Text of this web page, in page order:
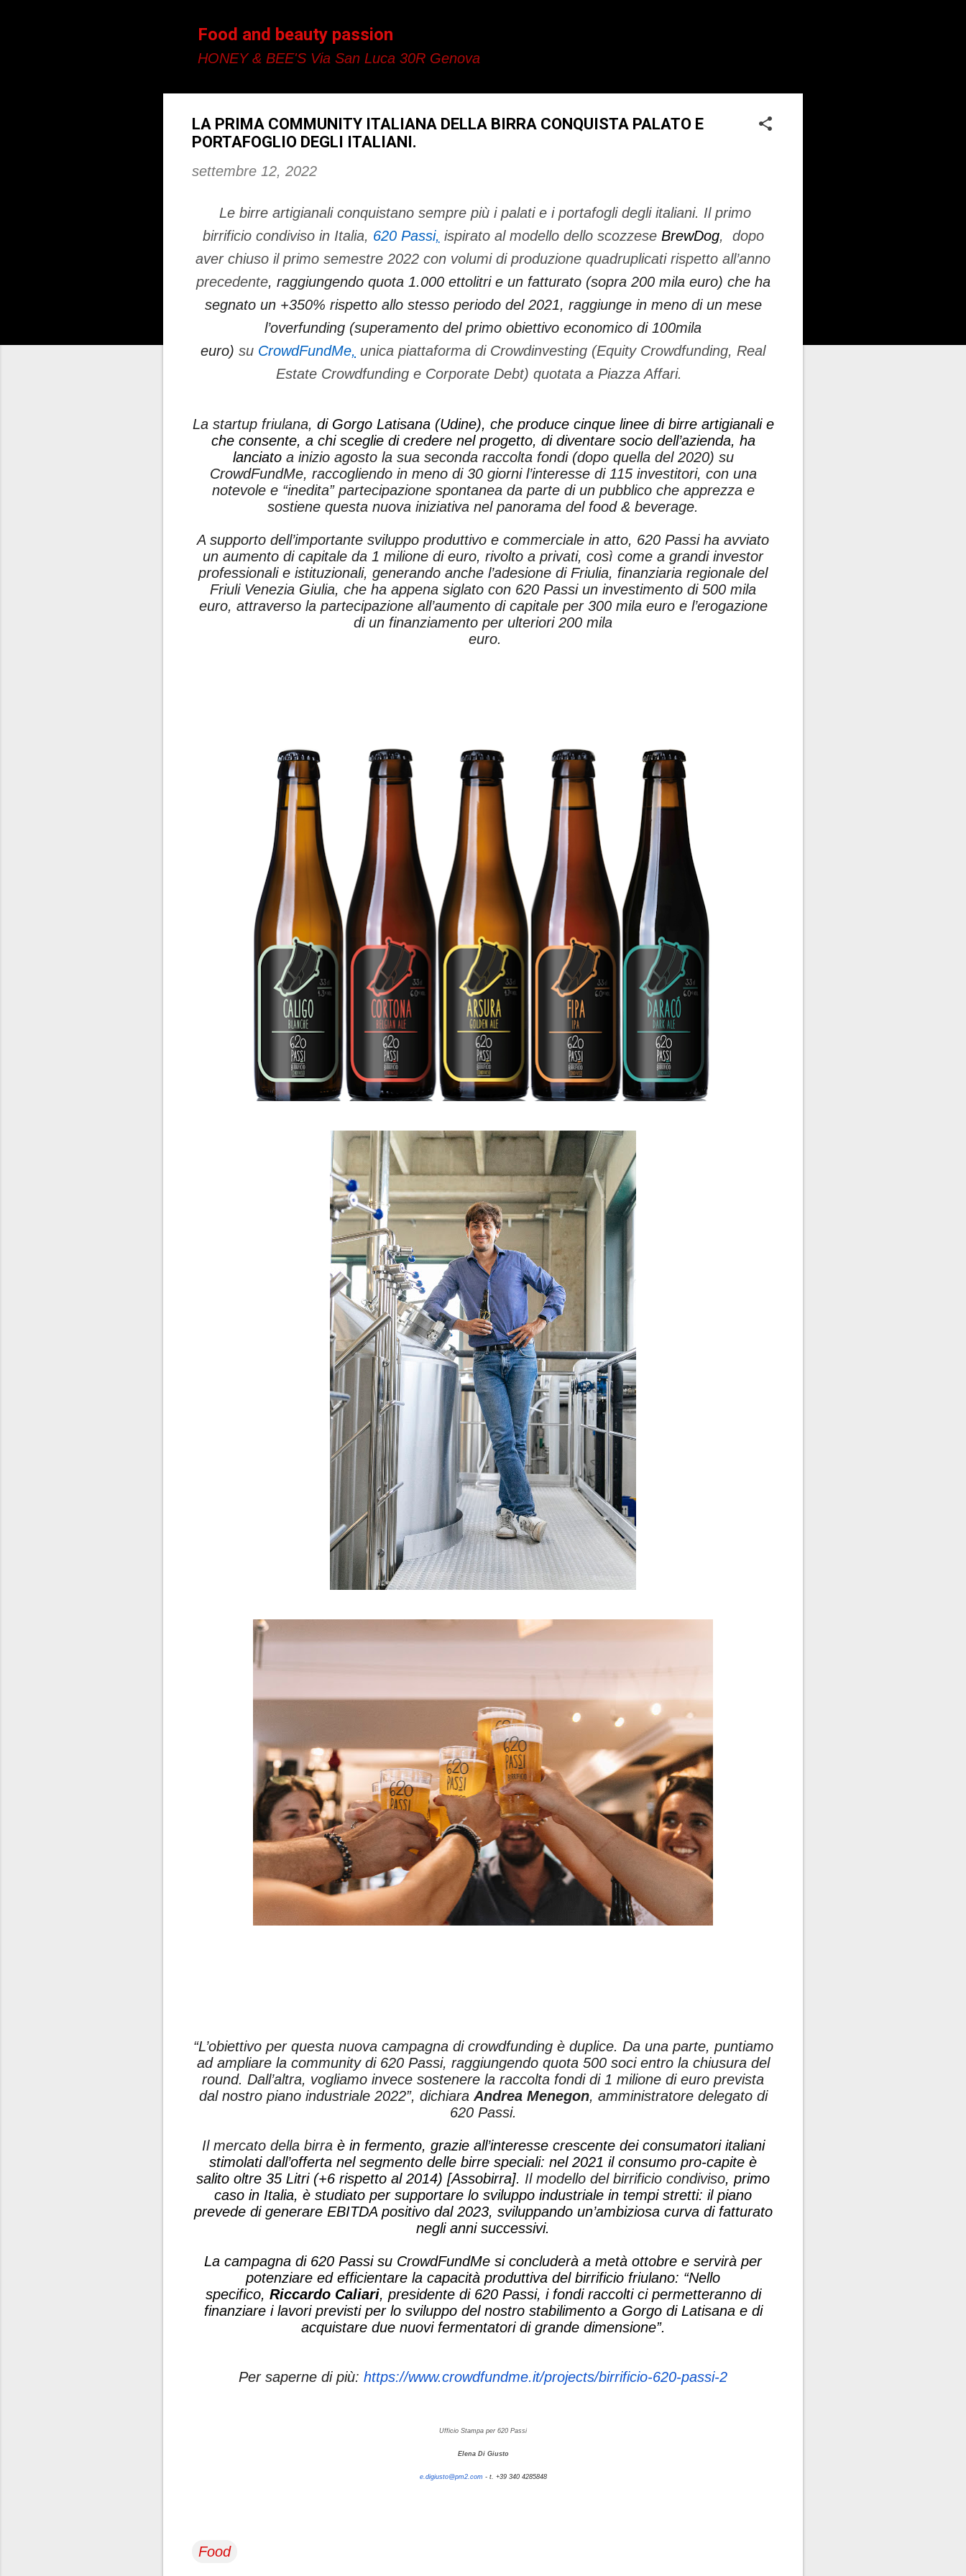
Food and beauty passion
HONEY & BEE'S Via San Luca 30R Genova
LA PRIMA COMMUNITY ITALIANA DELLA BIRRA CONQUISTA PALATO E
PORTAFOGLIO DEGLI ITALIANI.
settembre 12, 2022
Le birre artigianali conquistano sempre più i palati e i portafogli degli italiani. Il primo
birrificio condiviso in Italia, 620 Passi, ispirato al modello dello scozzese BrewDog, dopo
aver chiuso il primo semestre 2022 con volumi di produzione quadruplicati rispetto all’anno
precedente, raggiungendo quota 1.000 ettolitri e un fatturato (sopra 200 mila euro) che ha
segnato un +350% rispetto allo stesso periodo del 2021, raggiunge in meno di un mese
l’overfunding (superamento del primo obiettivo economico di 100mila
euro) su CrowdFundMe, unica piattaforma di Crowdinvesting (Equity Crowdfunding, Real
Estate Crowdfunding e Corporate Debt) quotata a Piazza Affari.
La startup friulana, di Gorgo Latisana (Udine), che produce cinque linee di birre artigianali e
che consente, a chi sceglie di credere nel progetto, di diventare socio dell’azienda, ha
lanciatoa inizio agosto la sua seconda raccolta fondi (dopo quella del 2020) su
CrowdFundMe, raccogliendo in meno di 30 giorni l’interesse di 115 investitori, con una
notevole e “inedita” partecipazione spontanea da parte di un pubblico che apprezza e
sostiene questa nuova iniziativa nel panorama del food & beverage.
A supporto dell’importante sviluppo produttivo e commerciale in atto, 620 Passi ha avviato
un aumento di capitale da 1 milione di euro, rivolto a privati, così come a grandi investor
professionali e istituzionali, generando anche l’adesione di Friulia, finanziaria regionale del
Friuli Venezia Giulia, che ha appena siglato con 620 Passi un investimento di 500 mila
euro, attraverso la partecipazione all’aumento di capitale per 300 mila euro e l’erogazione
di un finanziamento per ulteriori 200 mila
euro.
“L’obiettivo per questa nuova campagna di crowdfunding è duplice. Da una parte, puntiamo
ad ampliare la community di 620 Passi, raggiungendo quota 500 soci entro la chiusura del
round. Dall’altra, vogliamo invece sostenere la raccolta fondi di 1 milione di euro prevista
dal nostro piano industriale 2022”, dichiaraAndrea Menegon, amministratore delegato di
620 Passi.
Il mercato della birraè in fermento, grazie all’interesse crescente dei consumatori italiani
stimolati dall’offerta nel segmento delle birre speciali: nel 2021 il consumo pro-capite è
salito oltre 35 Litri (+6 rispetto al 2014) [Assobirra]. Il modello del birrificio condiviso, primo
caso in Italia, è studiato per supportare lo sviluppo industriale in tempi stretti: il piano
prevede di generare EBITDA positivo dal 2023, sviluppando un’ambiziosa curva di fatturato
negli anni successivi.
La campagna di 620 Passi su CrowdFundMe si concluderà a metà ottobre e servirà per
potenziare ed efficientare la capacità produttiva del birrificio friulano: “Nello
specifico, Riccardo Caliari, presidente di 620 Passi, ifondi raccolti ci permetteranno di
finanziare i lavori previsti per lo sviluppo del nostro stabilimento a Gorgo di Latisana e di
acquistare due nuovi fermentatori di grande dimensione”.
Per saperne di più: https://www.crowdfundme.it/projects/birrificio-620-passi-2
Ufficio Stampa per 620 Passi
Elena Di Giusto
e.digiusto@pm2.com - t. +39 340 4285848
Food